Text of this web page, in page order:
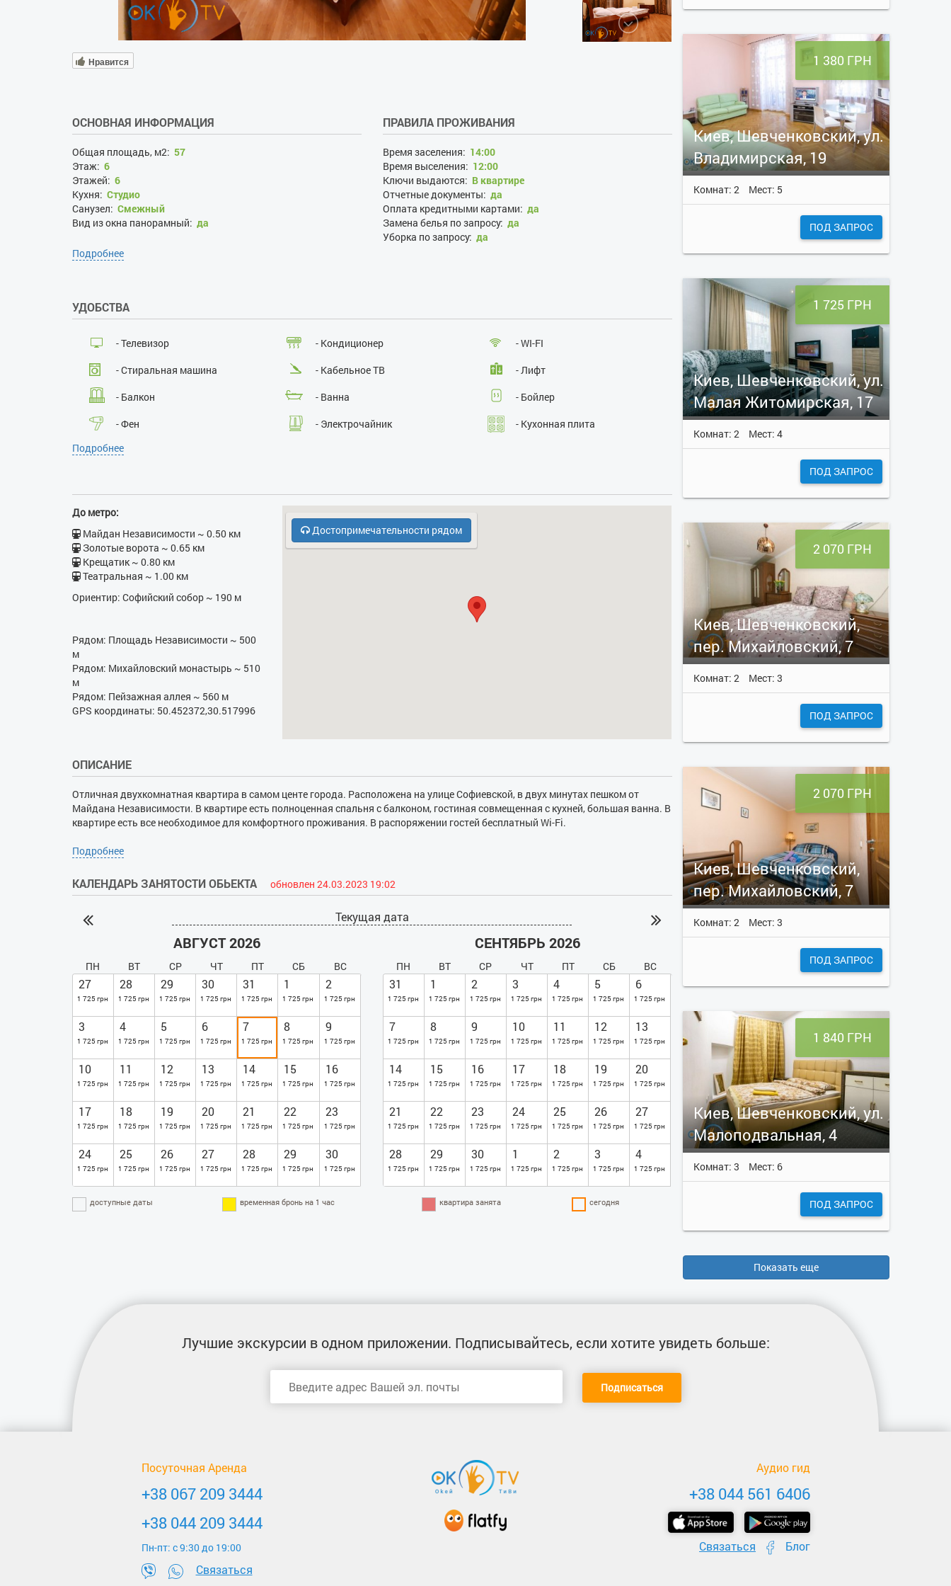
Нравится
ОСНОВНАЯ ИНФОРМАЦИЯ
Общая площадь, м2: 57
Этаж: 6
Этажей: 6
Кухня: Студио
Санузел: Смежный
Вид из окна панорамный: да
ПРАВИЛА ПРОЖИВАНИЯ
Время заселения: 14:00
Время выселения: 12:00
Ключи выдаются: В квартире
Отчетные документы: да
Оплата кредитными картами: да
Замена белья по запросу: да
Уборка по запросу: да
Размещение с животными:нет
Проведение массовых мероприятий:
Подробнее
УДОБСТВА
- Телевизор - Кондиционер
- WI-FI
- Стиральная машина
- Кабельное ТВ
- Лифт
- Балкон
- Ванна
- Бойлер
- Фен
- Электрочайник
- Кухонная плита
- СВЧ
Подробнее
До метро:
Майдан Независимости ~ 0.50 км
Золотые ворота ~ 0.65 км
Крещатик ~ 0.80 км
Театральная ~ 1.00 км
Ориентир: Софийский собор ~ 190 м
Рядом: Площадь Независимости ~ 500
м
Рядом: Михайловский монастырь ~ 510
м
Рядом: Пейзажная аллея ~ 560 м
GPS координаты: 50.452372,30.517996
Достопримечательности рядом
ОПИСАНИЕ
Отличная двухкомнатная квартира в самом центе города. Расположена на улице Софиевской, в двух минутах пешком от
Майдана Независимости. В квартире есть полноценная спальня с балконом, гостиная совмещенная с кухней, большая ванна. В
квартире есть все необходимое для комфортного проживания. В распоряжении гостей бесплатный Wi-Fi.
Подробнее
КАЛЕНДАРЬ ЗАНЯТОСТИ ОБЬЕКТА обновлен 24.03.2023 19:02
Текущая дата
АВГУСТ 2026
ПН ВТ СР ЧТ ПТ СБ ВС
27
1 725 грн
28
1 725 грн
29
1 725 грн
30
1 725 грн
31
1 725 грн
1
1 725 грн
2
1 725 грн
3
1 725 грн
4
1 725 грн
5
1 725 грн
6
1 725 грн
7
1 725 грн
8
1 725 грн
9
1 725 грн
10
1 725 грн
11
1 725 грн
12
1 725 грн
13
1 725 грн
14
1 725 грн
15
1 725 грн
16
1 725 грн
17
1 725 грн
18
1 725 грн
19
1 725 грн
20
1 725 грн
21
1 725 грн
22
1 725 грн
23
1 725 грн
24
1 725 грн
25
1 725 грн
26
1 725 грн
27
1 725 грн
28
1 725 грн
29
1 725 грн
30
1 725 грн
СЕНТЯБРЬ 2026
ПН ВТ СР ЧТ ПТ СБ ВС
31
1 725 грн
1
1 725 грн
2
1 725 грн
3
1 725 грн
4
1 725 грн
5
1 725 грн
6
1 725 грн
7
1 725 грн
8
1 725 грн
9
1 725 грн
10
1 725 грн
11
1 725 грн
12
1 725 грн
13
1 725 грн
14
1 725 грн
15
1 725 грн
16
1 725 грн
17
1 725 грн
18
1 725 грн
19
1 725 грн
20
1 725 грн
21
1 725 грн
22
1 725 грн
23
1 725 грн
24
1 725 грн
25
1 725 грн
26
1 725 грн
27
1 725 грн
28
1 725 грн
29
1 725 грн
30
1 725 грн
1
1 725 грн
2
1 725 грн
3
1 725 грн
4
1 725 грн
доступные даты временная бронь на 1 час квартира занята сегодня
1 380 ГРН
Киев, Шевченковский, ул.
Владимирская, 19
Комнат: 2 Мест: 5
ПОД ЗАПРОС
1 725 ГРН
Киев, Шевченковский, ул.
Малая Житомирская, 17
Комнат: 2 Мест: 4
ПОД ЗАПРОС
2 070 ГРН
Киев, Шевченковский,
пер. Михайловский, 7
Комнат: 2 Мест: 3
ПОД ЗАПРОС
2 070 ГРН
Киев, Шевченковский,
пер. Михайловский, 7
Комнат: 2 Мест: 3
ПОД ЗАПРОС
1 840 ГРН
Киев, Шевченковский, ул.
Малоподвальная, 4
Комнат: 3 Мест: 6
ПОД ЗАПРОС
Показать еще
Лучшие экскурсии в одном приложении. Подписывайтесь, если хотите увидеть больше:
Подписаться
Посуточная Аренда
+38 067 209 3444
+38 044 209 3444
Пн-пт: c 9:30 до 19:00
Связаться
Аудио гид
+38 044 561 6406
Связаться Блог